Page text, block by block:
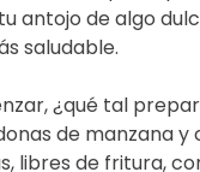
antojo de algo
saludable.
¿qué tal
de manzana y
libres de fritura,